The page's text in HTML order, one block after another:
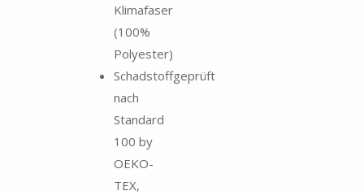
Klimafaser
(100%
Polyester)
Schadstoffgeprüft
nach
Standard
100 by
OEKO-
TEX,